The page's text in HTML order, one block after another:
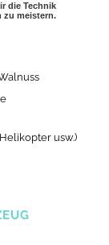
die Technik
zu meistern.
usw.)